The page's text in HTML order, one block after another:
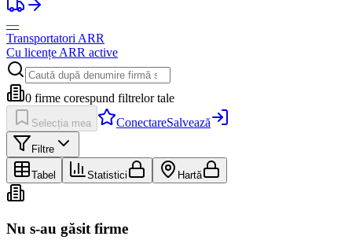
—
Transportatori ARR
Cu licențe ARR active
0 firme corespund filtrelor tale
Selecția mea ConectareSalvează
Filtre
Tabel Statistici Hartă
Nu s-au găsit firme